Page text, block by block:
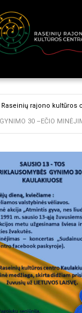
Raseinių rajono kultūros
30 –EČIO